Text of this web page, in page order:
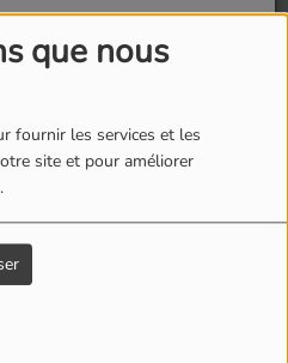
que nous
fournir les services et les
site et pour améliorer
Fermer